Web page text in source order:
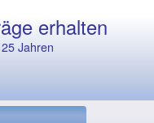
erhalten
Jahren